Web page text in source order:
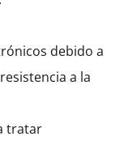
debido a
a la
tratar